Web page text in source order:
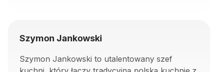
Szymon Jankowski
Szymon Jankowski to utalentowany szef